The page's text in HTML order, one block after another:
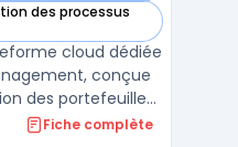
des processus
catégorie
cloud dédiée
conçue
des portefeuilles,
et l’exécution
Fiche complète